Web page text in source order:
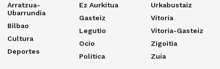
Arratzua-
Ubarrundia
Bilbao
Cultura
Deportes
Ez Aurkitua
Gasteiz
Legutio
Ocio
Política
Urkabustaiz
Vitoria
Vitoria-Gasteiz
Zigoitia
Zuia